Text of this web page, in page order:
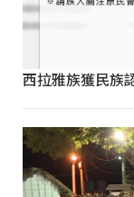
西拉雅族獲民族